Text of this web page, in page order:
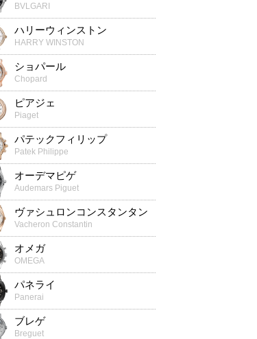
BVLGARI
ハリーウィンストン
HARRY WINSTON
ショパール
Chopard
ピアジェ
Piaget
パテックフィリップ
Patek Philippe
オーデマピゲ
Audemars Piguet
ヴァシュロンコンスタンタン
Vacheron Constantin
オメガ
OMEGA
パネライ
Panerai
ブレゲ
Breguet